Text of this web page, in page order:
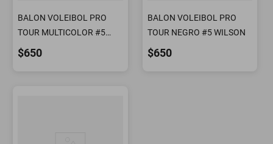
BALON VOLEIBOL PRO
TOUR MULTICOLOR #5
WILSON
$650
BALON VOLEIBOL PRO
TOUR NEGRO #5 WILSON
$650